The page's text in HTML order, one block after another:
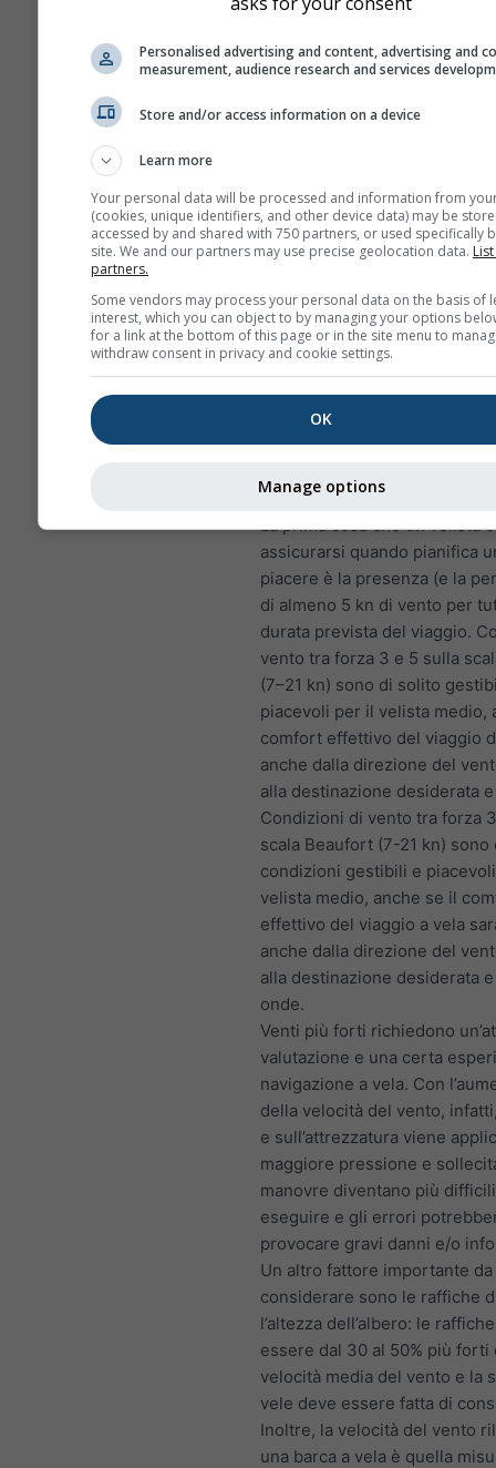
maggiore forza e una
coordinazione per
e infortuni.
determinate circostanze
Vento
propulsione per una barca a
quindi la prima variabile
che un velista considererà.
Venti troppo deboli (o assenti)
costringerebbero i velisti a
motore, portando a una
attendere che il vento
La prima cosa che un velista
assicurarsi quando pianifica
piacere è la presenza (e la
di almeno 5 kn di vento per
durata prevista del viaggio.
vento tra forza 3 e 5 sulla
(7–21 kn) sono di solito
piacevoli per il velista medio,
comfort effettivo del viaggio
anche dalla direzione del
alla destinazione desiderata
Condizioni di vento tra forza
scala Beaufort (7-21 kn)
condizioni gestibili e
velista medio, anche se il
effettivo del viaggio a vela
anche dalla direzione del
alla destinazione desiderata
onde.
Venti più forti richiedono
valutazione e una certa
navigazione a vela. Con
della velocità del vento,
e sull’attrezzatura viene
maggiore pressione e
manovre diventano più
eseguire e gli errori
provocare gravi danni e/o
Un altro fattore importante da
considerare sono le raffiche
l’altezza dell’albero: le
essere dal 30 al 50% più forti
velocità media del vento e la
vele deve essere fatta di
Inoltre, la velocità del vento
una barca a vela è quella
Personalised advertising and content, advertising and
measurement, audience research and services
Store and/or access information on a device
Learn more
Your personal data will be processed and information from
(cookies, unique identifiers, and other device data) may be
accessed by and shared with 750 partners, or used specifically
site. We and our partners may use precise geolocation data.
partners.
Some vendors may process your personal data on the basis of
interest, which you can object to by managing your options
for a link at the bottom of this page or in the site menu to
withdraw consent in privacy and cookie settings.
OK
Manage options